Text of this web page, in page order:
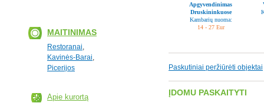
MAITINIMAS
Restoranai,
Kavinės-Barai,
Picerijos
Apie kurortą
Apgyvendinimas
Druskininkuose
Kambarių nuoma:
14 - 27 Eur
Paskutiniai peržiūrėti objektai
ĮDOMU PASKAITYTI